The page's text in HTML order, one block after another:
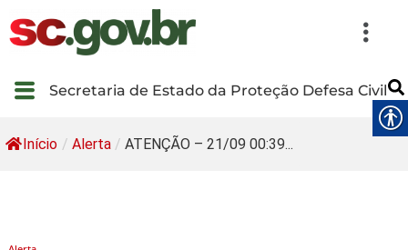
Secretaria de Estado da Proteção Defesa Civil
Início / Alerta / ATENÇÃO – 21/09 00:39...